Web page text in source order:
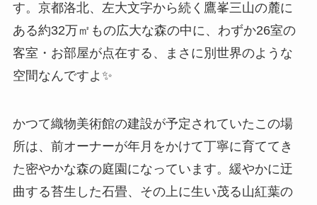
す。京都洛北、左大文字から続く鷹峯三山の麓に
ある約32万㎡もの広大な森の中に、わずか26室の
客室・お部屋が点在する、まさに別世界のような
空間なんですよ✨
かつて織物美術館の建設が予定されていたこの場
所は、前オーナーが年月をかけて丁寧に育ててき
た密やかな森の庭園になっています。緩やかに迂
曲する苔生した石畳、その上に生い茂る山紅葉の